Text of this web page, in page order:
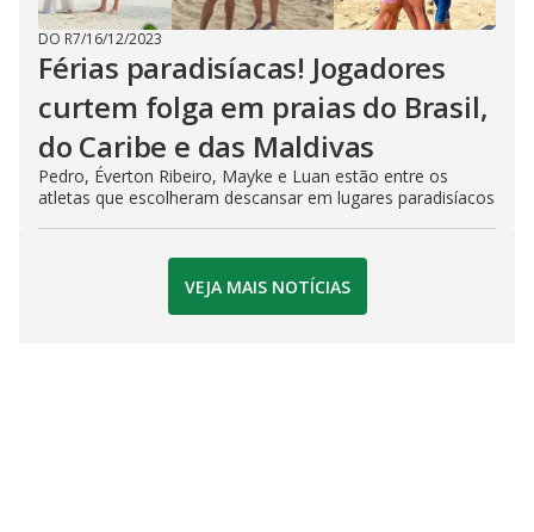
DO R7/16/12/2023
Férias paradisíacas! Jogadores
curtem folga em praias do Brasil,
do Caribe e das Maldivas
Pedro, Éverton Ribeiro, Mayke e Luan estão entre os
atletas que escolheram descansar em lugares paradisíacos
VEJA MAIS NOTÍCIAS